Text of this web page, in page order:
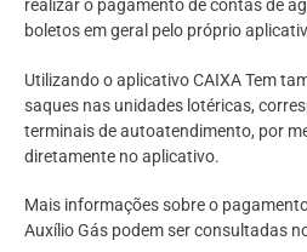
realizar o pagamento de contas de
boletos em geral pelo próprio
Utilizando o aplicativo CAIXA Tem
saques nas unidades lotéricas,
terminais de autoatendimento, por
diretamente no aplicativo.
Mais informações sobre o
Auxílio Gás podem ser consultadas